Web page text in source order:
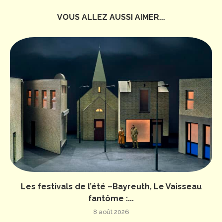
VOUS ALLEZ AUSSI AIMER...
Les festivals de l’été –Bayreuth, Le Vaisseau
fantôme :...
8 août 2026